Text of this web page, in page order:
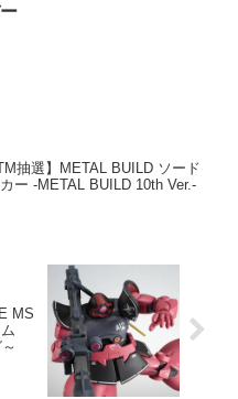
抽選】METAL BUILD ソード
ー -METAL BUILD 10th Ver.-
MS